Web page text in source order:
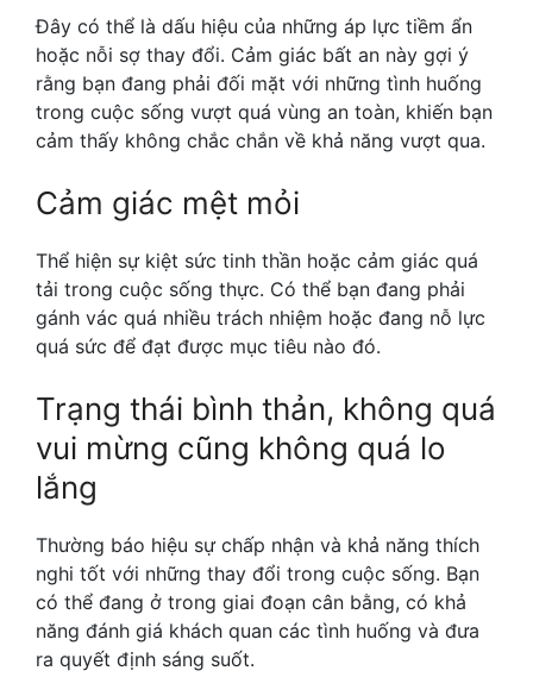
Đây có thể là dấu hiệu của những áp lực tiềm ẩn
hoặc nỗi sợ thay đổi. Cảm giác bất an này gợi ý
rằng bạn đang phải đối mặt với những tình huống
trong cuộc sống vượt quá vùng an toàn, khiến bạn
cảm thấy không chắc chắn về khả năng vượt qua.
Cảm giác mệt mỏi
Thể hiện sự kiệt sức tinh thần hoặc cảm giác quá
tải trong cuộc sống thực. Có thể bạn đang phải
gánh vác quá nhiều trách nhiệm hoặc đang nỗ lực
quá sức để đạt được mục tiêu nào đó.
Trạng thái bình thản, không quá
vui mừng cũng không quá lo
lắng
Thường báo hiệu sự chấp nhận và khả năng thích
nghi tốt với những thay đổi trong cuộc sống. Bạn
có thể đang ở trong giai đoạn cân bằng, có khả
năng đánh giá khách quan các tình huống và đưa
ra quyết định sáng suốt.